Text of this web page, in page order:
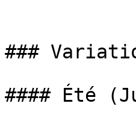
###
#### Été